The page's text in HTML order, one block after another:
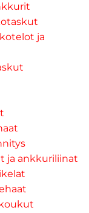
ja
ja ankkuriliinat